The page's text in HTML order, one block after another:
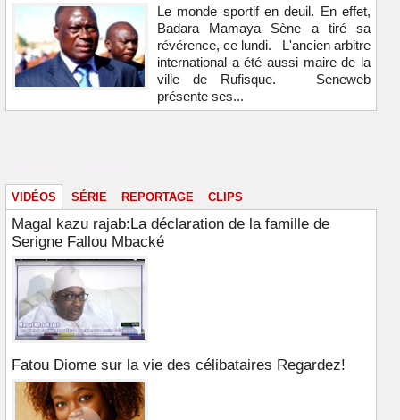
Le monde sportif en deuil. En effet,
Badara Mamaya Sène a tiré sa
révérence, ce lundi. L'ancien arbitre
international a été aussi maire de la
ville de Rufisque. Seneweb
présente ses...
VIDÉOS SÉRIE REPORTAGE CLIPS
Magal kazu rajab:La déclaration de la famille de
Serigne Fallou Mbacké
Fatou Diome sur la vie des célibataires Regardez!